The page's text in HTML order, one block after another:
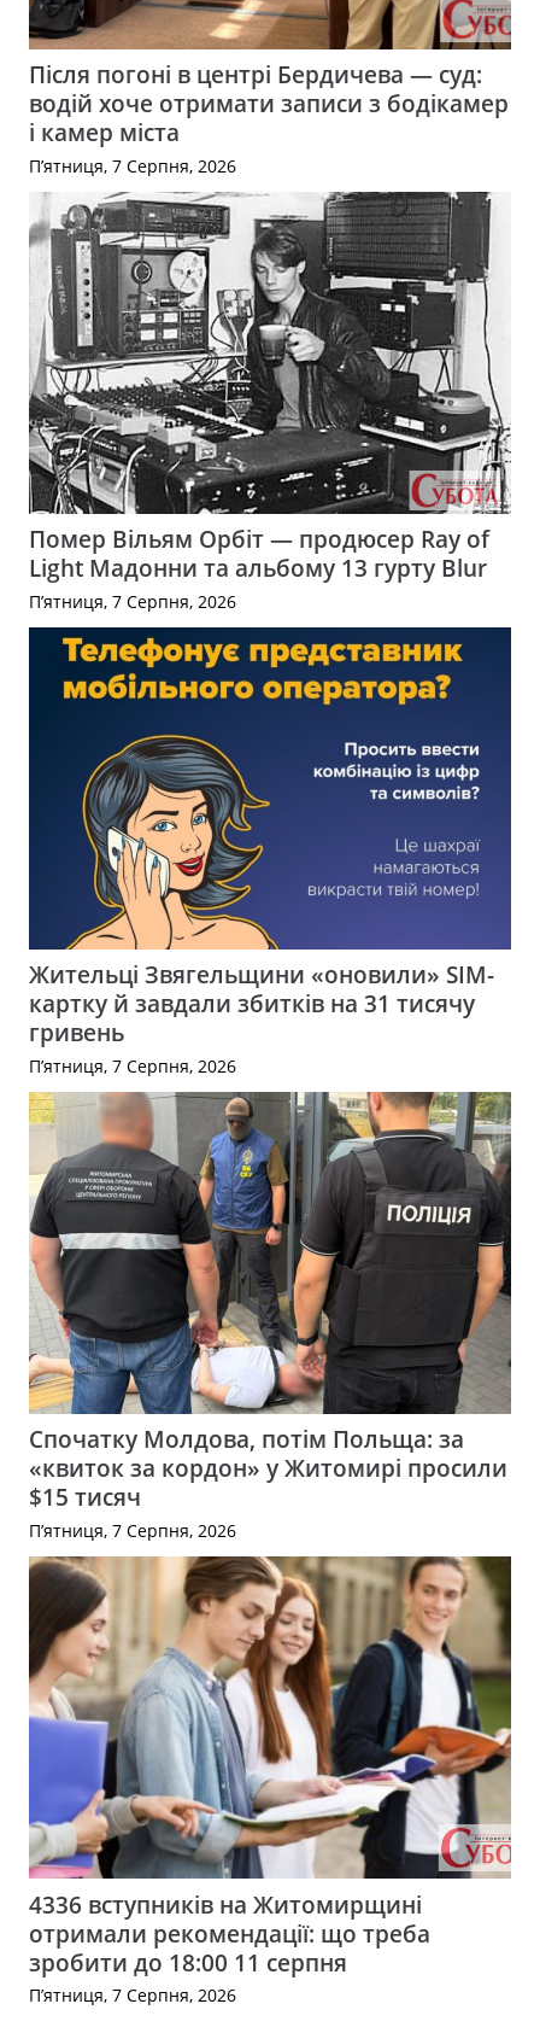
Після погоні в центрі Бердичева — суд:
водій хоче отримати записи з бодікамер
і камер міста
П’ятниця, 7 Серпня, 2026
Помер Вільям Орбіт — продюсер Ray of
Light Мадонни та альбому 13 гурту Blur
П’ятниця, 7 Серпня, 2026
Жительці Звягельщини «оновили» SIM-
картку й завдали збитків на 31 тисячу
гривень
П’ятниця, 7 Серпня, 2026
Спочатку Молдова, потім Польща: за
«квиток за кордон» у Житомирі просили
$15 тисяч
П’ятниця, 7 Серпня, 2026
4336 вступників на Житомирщині
отримали рекомендації: що треба
зробити до 18:00 11 серпня
П’ятниця, 7 Серпня, 2026